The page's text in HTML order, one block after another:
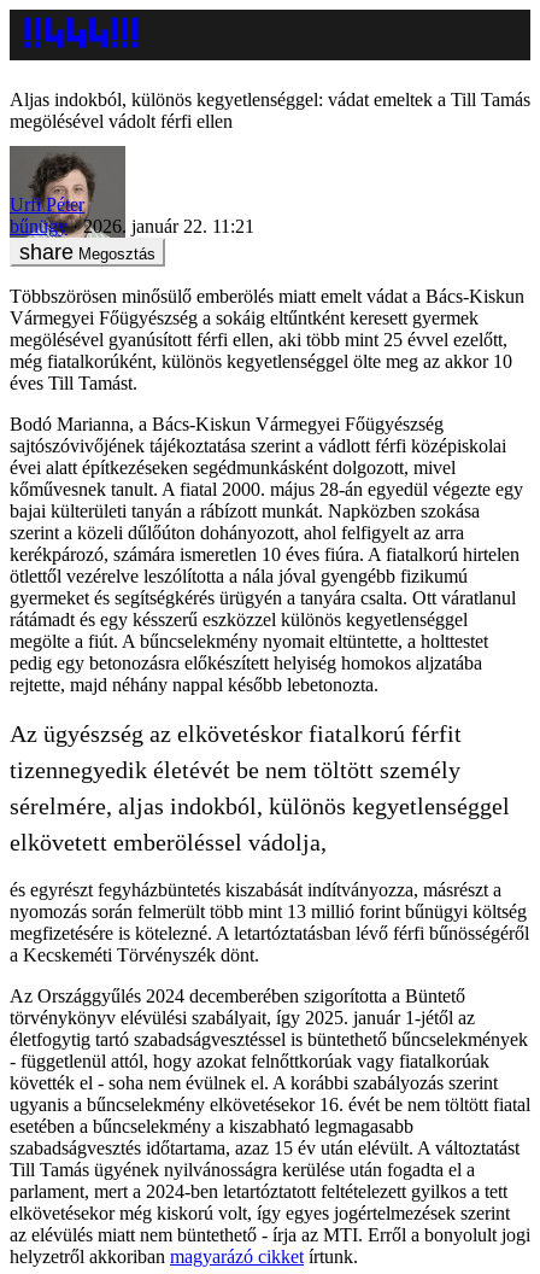
Aljas indokból, különös kegyetlenséggel: vádat emeltek a Till Tamás
megölésével vádolt férfi ellen
Urfi Péter
bűnügy
2026. január 22. 11:21
Megosztás
Többszörösen minősülő emberölés miatt emelt vádat a Bács-Kiskun
Vármegyei Főügyészség a sokáig eltűntként keresett gyermek
megölésével gyanúsított férfi ellen, aki több mint 25 évvel ezelőtt,
még fiatalkorúként, különös kegyetlenséggel ölte meg az akkor 10
éves Till Tamást.
Bodó Marianna, a Bács-Kiskun Vármegyei Főügyészség
sajtószóvivőjének tájékoztatása szerint a vádlott férfi középiskolai
évei alatt építkezéseken segédmunkásként dolgozott, mivel
kőművesnek tanult. A fiatal 2000. május 28-án egyedül végezte egy
bajai külterületi tanyán a rábízott munkát. Napközben szokása
szerint a közeli dűlőúton dohányozott, ahol felfigyelt az arra
kerékpározó, számára ismeretlen 10 éves fiúra. A fiatalkorú hirtelen
ötlettől vezérelve leszólította a nála jóval gyengébb fizikumú
gyermeket és segítségkérés ürügyén a tanyára csalta. Ott váratlanul
rátámadt és egy késszerű eszközzel különös kegyetlenséggel
megölte a fiút. A bűncselekmény nyomait eltüntette, a holttestet
pedig egy betonozásra előkészített helyiség homokos aljzatába
rejtette, majd néhány nappal később lebetonozta.
Az ügyészség az elkövetéskor fiatalkorú férfit
tizennegyedik életévét be nem töltött személy
sérelmére, aljas indokból, különös kegyetlenséggel
elkövetett emberöléssel vádolja,
és egyrészt fegyházbüntetés kiszabását indítványozza, másrészt a
nyomozás során felmerült több mint 13 millió forint bűnügyi költség
megfizetésére is kötelezné. A letartóztatásban lévő férfi bűnösségéről
a Kecskeméti Törvényszék dönt.
Az Országgyűlés 2024 decemberében szigorította a Büntető
törvénykönyv elévülési szabályait, így 2025. január 1-jétől az
életfogytig tartó szabadságvesztéssel is büntethető bűncselekmények
- függetlenül attól, hogy azokat felnőttkorúak vagy fiatalkorúak
követték el - soha nem évülnek el. A korábbi szabályozás szerint
ugyanis a bűncselekmény elkövetésekor 16. évét be nem töltött fiatal
esetében a bűncselekmény a kiszabható legmagasabb
szabadságvesztés időtartama, azaz 15 év után elévült. A változtatást
Till Tamás ügyének nyilvánosságra kerülése után fogadta el a
parlament, mert a 2024-ben letartóztatott feltételezett gyilkos a tett
elkövetésekor még kiskorú volt, így egyes jogértelmezések szerint
az elévülés miatt nem büntethető - írja az MTI. Erről a bonyolult jogi
helyzetről akkoriban magyarázó cikket írtunk.